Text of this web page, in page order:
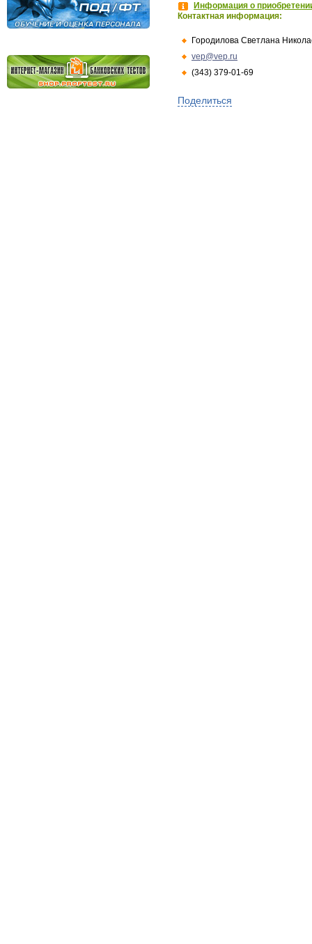
Информация о
Контактная информация:
Городилова Светлана
vep@vep.ru
(343) 379-01-69
Поделиться